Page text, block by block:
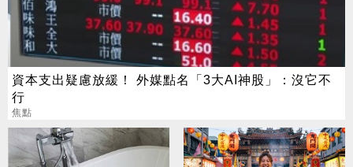
資本支出疑慮放緩！ 外媒點名「3大AI神股」：沒它不
行
焦點